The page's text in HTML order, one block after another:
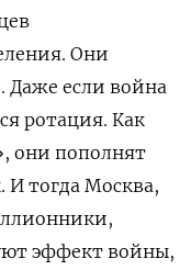
Они
Даже если война
ротация. Как
они пополнят
И тогда Москва,
эффект войны,